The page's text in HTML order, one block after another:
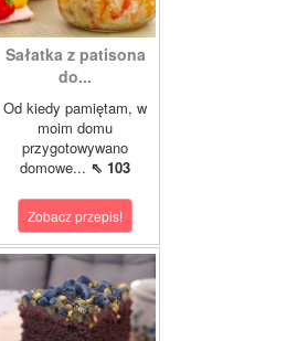
Sałatka z patisona
do...
Od kiedy pamiętam, w
moim domu
przygotowywano
domowe... ⇖ 103
Zobacz przepis!